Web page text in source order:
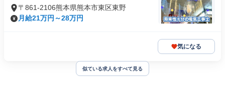
〒861-2106熊本県熊本市東区東野
月給21万円～28万円
気になる
似ている求人をすべて見る